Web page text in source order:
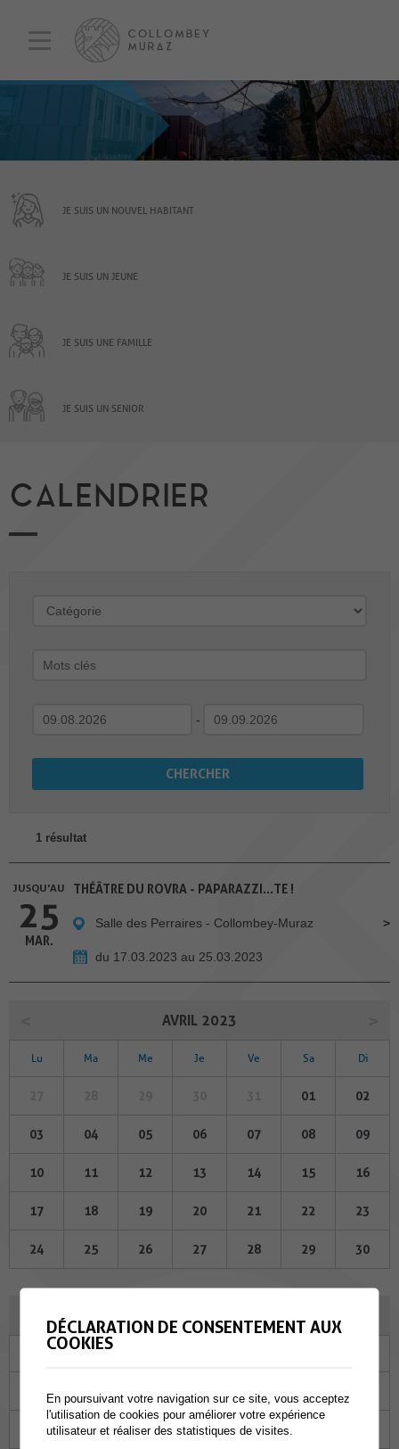
JE SUIS UN NOUVEL HABITANT
JE SUIS UN JEUNE
JE SUIS UNE FAMILLE
JE SUIS UN SENIOR
CALENDRIER
-
1 résultat
JUSQU'AU
25
MAR.
THÉÂTRE DU ROVRA - PAPARAZZI...TE !
Salle des Perraires - Collombey-Muraz
du 17.03.2023 au 25.03.2023
AVRIL 2023
Lu Ma Me Je Ve Sa Di
01 02
03 04 05 06 07 08 09
10 11 12 13 14 15 16
17 18 19 20 21 22 23
24 25 26 27 28 29 30
Ma
04 05
09 10 11 12
DÉCLARATION DE CONSENTEMENT AUX
COOKIES
En poursuivant votre navigation sur ce site, vous acceptez
l'utilisation de cookies pour améliorer votre expérience
utilisateur et réaliser des statistiques de visites.